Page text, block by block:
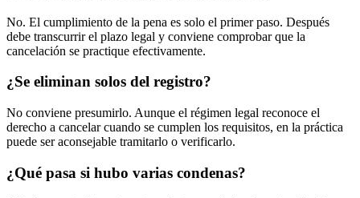
No. El cumplimiento de la pena es solo el primer paso. Después
debe transcurrir el plazo legal y conviene comprobar que la
cancelación se practique efectivamente.
¿Se eliminan solos del registro?
No conviene presumirlo. Aunque el régimen legal reconoce el
derecho a cancelar cuando se cumplen los requisitos, en la práctica
puede ser aconsejable tramitarlo o verificarlo.
¿Qué pasa si hubo varias condenas?